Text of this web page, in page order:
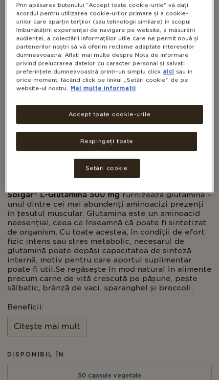
L-GLUTAMINĂ 500 MG
KOSHER
Solgar® L-Glutamină 500 mgfurnizează glutamină –
unul dintre cei mai abundenți aminoacizi prezenți
în țesutul muscular. Glutamina este un aminoacid
neesențial, ceea ce înseamnă că poate fi sintetizat
de organism. Cu toate acestea, în condiții de efort
fizic intens sau stres metabolic, necesarul de
glutamină poate depăși capacitatea de sinteză
internă, motiv pentru care aportul suplimentar
poate fi util.Se regăsește în mod natural în alimente
precum carne de vită crescută pe pășune, pește
sălbatic, brânză de vaci, sparanghel și broccoli.
Beneficii:
Aminoacid neesențial, sintetizat de organism
Susține
Citeşte mai mult
DISPONIBIL ÎN
50 capsule vegetale
Prin apăsarea butonului "Accept toate cookie-urile" vă dați
acordul pentru utilizarea cookie-urilor primare și a cookie-
urilor care aparțin terților (sau tehnologii similare) în scopul
îmbunătățirii experienței de navigare pe website, a măsurării
audienței, a colectării informațiilor utile care ne permit nouă și
partenerilor noștri să vă oferim reclame adaptate intereselor
dumneavoastră. Aflați mai multe despre Nota de informare
privind prelucrarea datelor cu caracter personal și salvați
preferințele dumneavoastră printr-un simplu click aici sau în
orice moment, făcând click pe linkul „Setări cookie” de pe
website-ul nostru.
Mai multe informatii
Respingeți toate
Accept toate cookie-urile
Setări cookie